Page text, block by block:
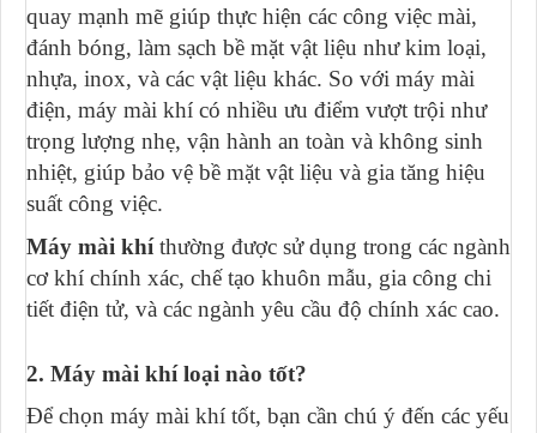
quay mạnh mẽ giúp thực hiện các công việc mài,
đánh bóng, làm sạch bề mặt vật liệu như kim loại,
nhựa, inox, và các vật liệu khác. So với máy mài
điện, máy mài khí có nhiều ưu điểm vượt trội như
trọng lượng nhẹ, vận hành an toàn và không sinh
nhiệt, giúp bảo vệ bề mặt vật liệu và gia tăng hiệu
suất công việc.
Máy mài khíthường được sử dụng trong các ngành
cơ khí chính xác, chế tạo khuôn mẫu, gia công chi
tiết điện tử, và các ngành yêu cầu độ chính xác cao.
2. Máy mài khí loại nào tốt?
Để chọn máy mài khí tốt, bạn cần chú ý đến các yếu